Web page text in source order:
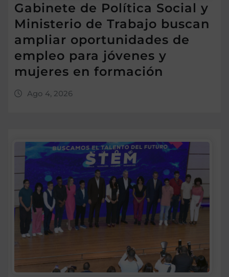
Gabinete de Política Social y
Ministerio de Trabajo buscan
ampliar oportunidades de
empleo para jóvenes y
mujeres en formación
Ago 4, 2026